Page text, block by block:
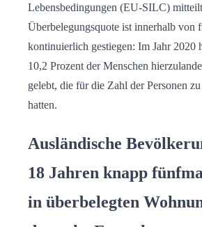
Lebensbedingungen (EU-SILC)
Überbelegungsquote ist innerhalb von
kontinuierlich gestiegen: Im Jahr 2020
10,2 Prozent der Menschen
gelebt, die für die Zahl der Personen
hatten.
Ausländische
18 Jahren knapp
in überbelegten